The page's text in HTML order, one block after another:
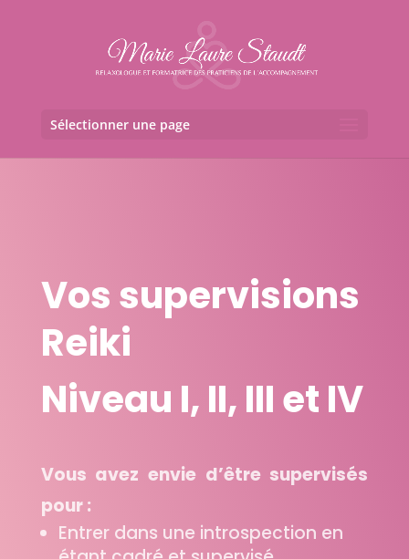
Sélectionner une page
Vos supervisions
Reiki
Niveau I, II, III et IV
Vous avez envie d’être supervisés
pour :
Entrer dans une introspection en